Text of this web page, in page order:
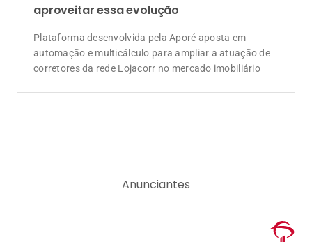
aproveitar essa evolução
Plataforma desenvolvida pela Aporé aposta em
automação e multicálculo para ampliar a atuação de
corretores da rede Lojacorr no mercado imobiliário
Anunciantes